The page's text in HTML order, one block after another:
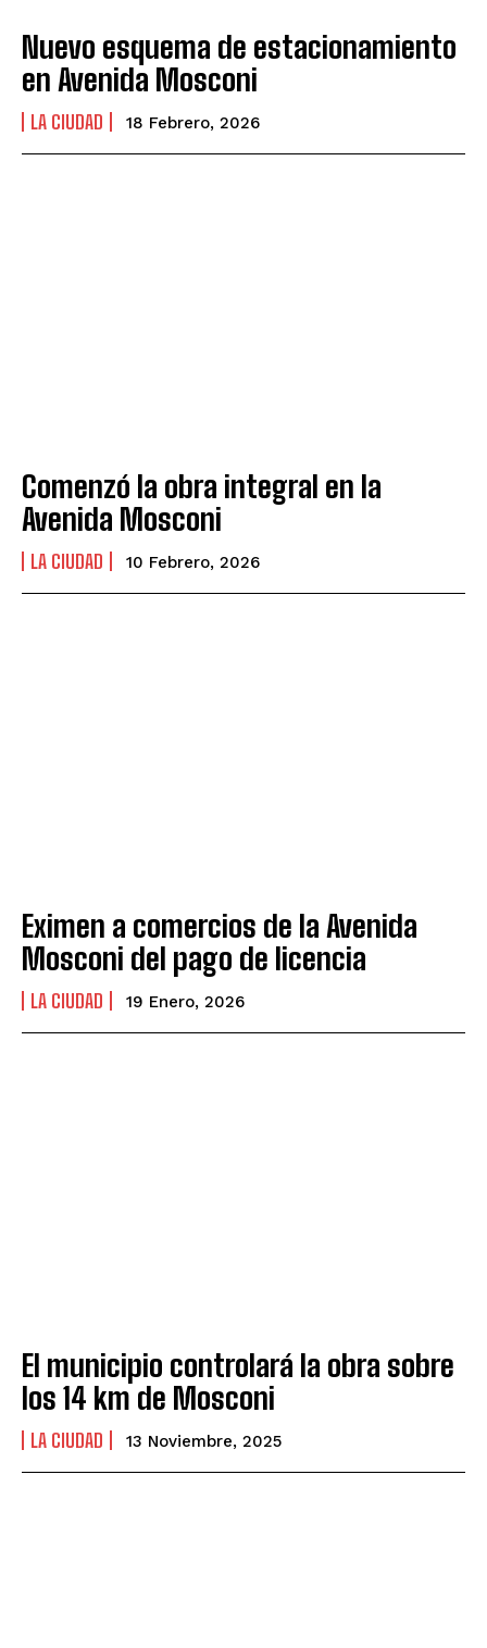
Nuevo esquema de estacionamiento
en Avenida Mosconi
LA CIUDAD 18 Febrero, 2026
Comenzó la obra integral en la
Avenida Mosconi
LA CIUDAD 10 Febrero, 2026
Eximen a comercios de la Avenida
Mosconi del pago de licencia
LA CIUDAD 19 Enero, 2026
El municipio controlará la obra sobre
los 14 km de Mosconi
LA CIUDAD 13 Noviembre, 2025